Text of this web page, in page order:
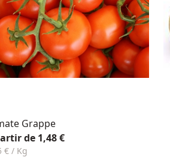
Grappe
de 1,48 €
€ / Kg